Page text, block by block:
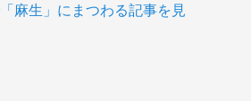
麻生」にまつわる記事を見